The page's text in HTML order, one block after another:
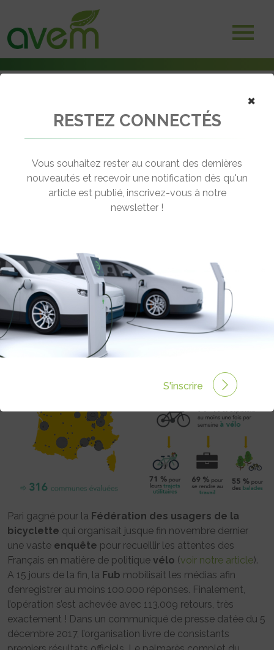
Baromètre des villes cyclables : Les premiers résultats officiels
← Revenir aux actualités
: LES PREMIERS RÉSULTATS
OFFICIELS
Rédigé par Philippe Schwoerer le 08 Déc 2017 à 00:00
0 commentaires
Pari gagné pour la Fédération des usagers de la
bicyclette qui organisait jusque fin novembre dernier
une vaste enquête pour recueillir les attentes des
Français en matière de politique vélo (voir notre article).
A 15 jours de la fin, la Fub mobilisait les médias afin
d’enregistrer au moins 100.000 réponses. Finalement,
l’opération s’est achevée avec 113.009 retours, très
exactement ! Dans un communiqué de presse datée du 5
décembre 2017, l’organisation livre de consistants
×
RESTEZ CONNECTÉS
Vous souhaitez rester au courant des dernières
nouveautés et recevoir une notification dès qu'un
article est publié, inscrivez-vous à notre
newsletter !
S'inscrire